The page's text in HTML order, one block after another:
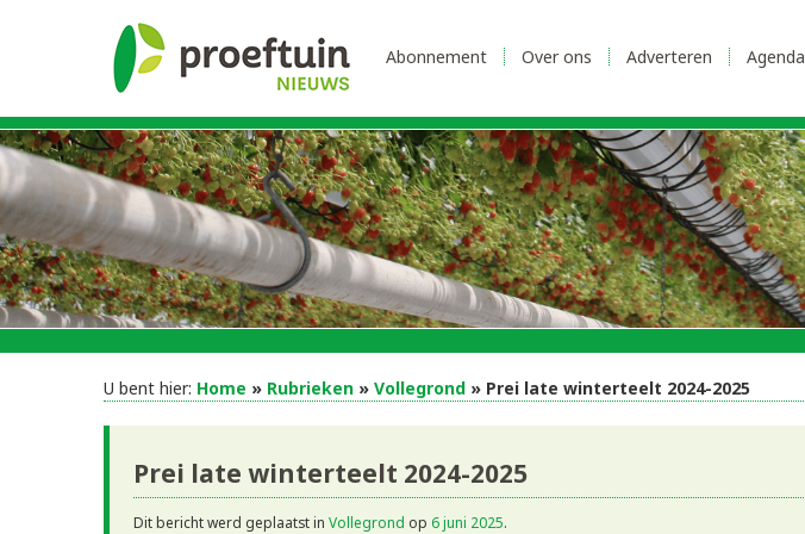
Abonnement Over ons Adverteren Agenda
U bent hier: Home » Rubrieken » Vollegrond » Prei late winterteelt 2024-2025
Prei late winterteelt 2024-2025
Dit bericht werd geplaatst in Vollegrond op 6 juni 2025.